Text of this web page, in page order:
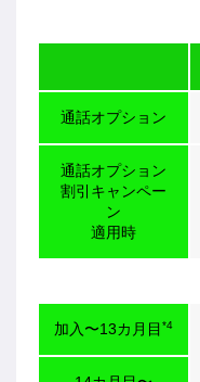
通話オプション
通話オプション
割引キャンペー
ン
適用時
加入〜13カ月目*4